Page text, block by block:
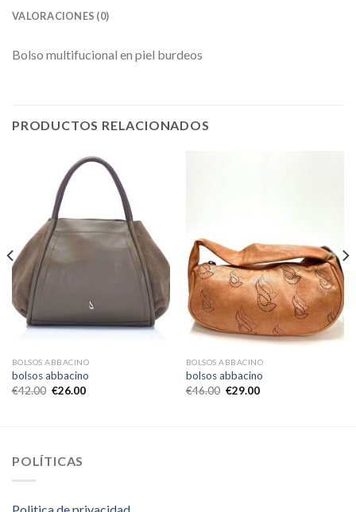
VALORACIONES (0)
Bolso multifucional en piel burdeos
PRODUCTOS RELACIONADOS
BOLSOS ABBACINO
bolsos abbacino
€42.00 €26.00
BOLSOS ABBACINO
bolsos abbacino
€46.00 €29.00
POLÍTICAS